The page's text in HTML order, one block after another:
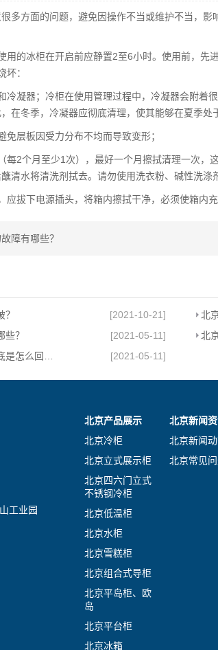
多方面的问题，避免因操作不当或维护不当，
用的冰柜在开启前应静置2至6小时。使用前，
坏：
冷凝器；冷柜在使用管理过程中，冷凝器会附着
在冬季，冷凝器应彻底清理，使其能够在夏季处
免层板因受力分布不均而导致变形；
每2个月至少1次），最好一个月擦拭清理一次
清水将清洗剂拭去。请勿使用洗衣粉、碱性洗涤
应拔下电源插头，将箱内擦拭干净，必须使箱内充
障有哪些？
[2021-10-21] 北
？
[2021-05-11] 北
[2021-05-11]
工业园
北京产品展示
北京冷柜
北京立式展示柜
北京四六门立式
不锈钢冷柜
北京低温柜
北京水柜
北京雪糕柜
北京组合式导柜
北京平岛柜、欧
岛
北京平台柜
北京冰箱
北京新闻
北京新闻
北京常见